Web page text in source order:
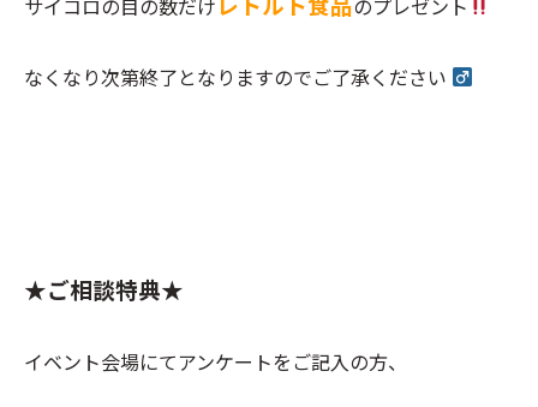
なくなり次第終了となりますのでご了承ください ‍
★ご相談特典★
イベント会場にてアンケートをご記入の方、